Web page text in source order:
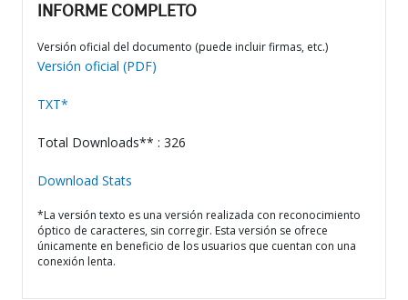
INFORME COMPLETO
Versión oficial del documento (puede incluir firmas, etc.)
Versión oficial (PDF)
TXT*
Total Downloads** : 326
Download Stats
*La versión texto es una versión realizada con reconocimiento
óptico de caracteres, sin corregir. Esta versión se ofrece
únicamente en beneficio de los usuarios que cuentan con una
conexión lenta.